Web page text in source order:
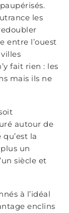
les
entre l’ouest
fait rien : les
mais ils ne
autour de
la
un
siècle et
à l’idéal
enclins